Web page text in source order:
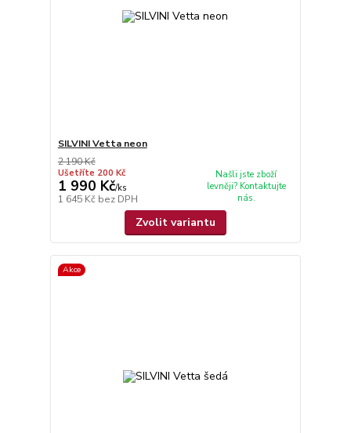
SILVINI Vetta neon
2 190 Kč
Ušetříte 200 Kč
1 990 Kč/ks
1 645 Kč bez DPH
Našli jste zboží
levněji? Kontaktujte
nás.
Zvolit variantu
Akce